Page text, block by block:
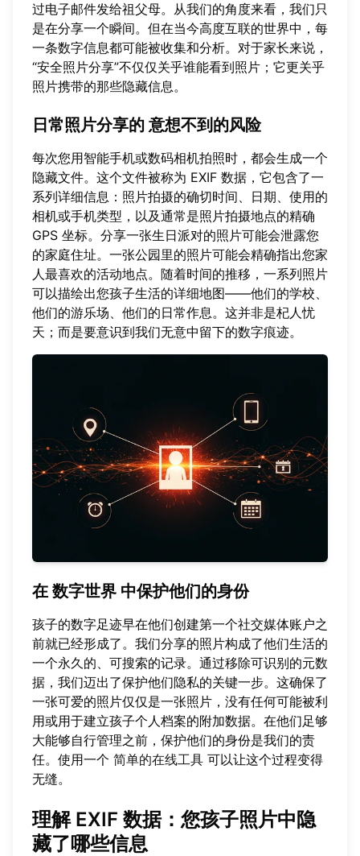
过电子邮件发给祖父母。从我们的角度来看，我们只
是在分享一个瞬间。但在当今高度互联的世界中，每
一条数字信息都可能被收集和分析。对于家长来说，
“安全照片分享”不仅仅关乎谁能看到照片；它更关乎
照片携带的那些隐藏信息。
日常照片分享的 意想不到的风险
每次您用智能手机或数码相机拍照时，都会生成一个
隐藏文件。这个文件被称为 EXIF 数据，它包含了一
系列详细信息：照片拍摄的确切时间、日期、使用的
相机或手机类型，以及通常是照片拍摄地点的精确
GPS 坐标。分享一张生日派对的照片可能会泄露您
的家庭住址。一张公园里的照片可能会精确指出您家
人最喜欢的活动地点。随着时间的推移，一系列照片
可以描绘出您孩子生活的详细地图——他们的学校、
他们的游乐场、他们的日常作息。这并非是杞人忧
天；而是要意识到我们无意中留下的数字痕迹。
在 数字世界 中保护他们的身份
孩子的数字足迹早在他们创建第一个社交媒体账户之
前就已经形成了。我们分享的照片构成了他们生活的
一个永久的、可搜索的记录。通过移除可识别的元数
据，我们迈出了保护他们隐私的关键一步。这确保了
一张可爱的照片仅仅是一张照片，没有任何可能被利
用或用于建立孩子个人档案的附加数据。在他们足够
大能够自行管理之前，保护他们的身份是我们的责
任。使用一个 简单的在线工具 可以让这个过程变得
无缝。
理解 EXIF 数据：您孩子照片中隐
藏了哪些信息